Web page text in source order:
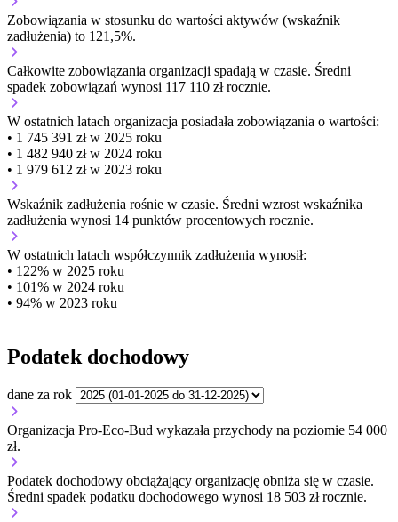
Zobowiązania w stosunku do wartości aktywów (wskaźnik
zadłużenia) to 121,5%.
Całkowite zobowiązania organizacji spadają w czasie. Średni
spadek zobowiązań wynosi 117 110 zł rocznie.
W ostatnich latach organizacja posiadała zobowiązania o wartości:
• 1 745 391 zł w 2025 roku
• 1 482 940 zł w 2024 roku
• 1 979 612 zł w 2023 roku
Wskaźnik zadłużenia rośnie w czasie. Średni wzrost wskaźnika
zadłużenia wynosi 14 punktów procentowych rocznie.
W ostatnich latach współczynnik zadłużenia wynosił:
• 122% w 2025 roku
• 101% w 2024 roku
• 94% w 2023 roku
Podatek dochodowy
dane za rok
Organizacja Pro-Eco-Bud wykazała przychody na poziomie 54 000
zł.
Podatek dochodowy obciążający organizację obniża się w czasie.
Średni spadek podatku dochodowego wynosi 18 503 zł rocznie.